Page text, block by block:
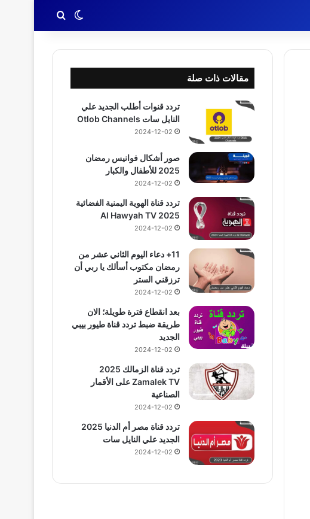
الوضع المظلم
بحث عن
مقالات ذات صلة
تردد قنوات أطلب الجديد علي
النايل سات Otlob Channels
2024-12-02
صور أشكال فوانيس رمضان
2025 للأطفال والكبار
2024-12-02
تردد قناة الهوية اليمنية الفضائية
2025 Al Hawyah TV
2024-12-02
11+ دعاء اليوم الثاني عشر من
رمضان مكتوب أسألك يا ربي أن
ترزقني الستر
2024-12-02
بعد انقطاع فترة طويلة؛ الان
طريقة ضبط تردد قناة طيور بيبي
الجديد
2024-12-02
تردد قناة الزمالك 2025
Zamalek TV على الأقمار
الصناعية
2024-12-02
تردد قناة مصر أم الدنيا 2025
الجديد علي النايل سات
2024-12-02